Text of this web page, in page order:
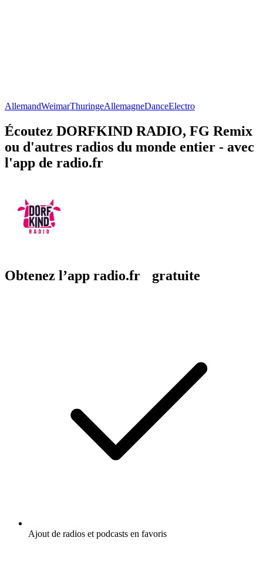
AllemandWeimarThuringeAllemagneDanceElectro
Écoutez DORFKIND RADIO, FG Remix
ou d'autres radios du monde entier - avec
l'app de radio.fr
Obtenez l’app radio.fr gratuite
Ajout de radios et podcasts en favoris